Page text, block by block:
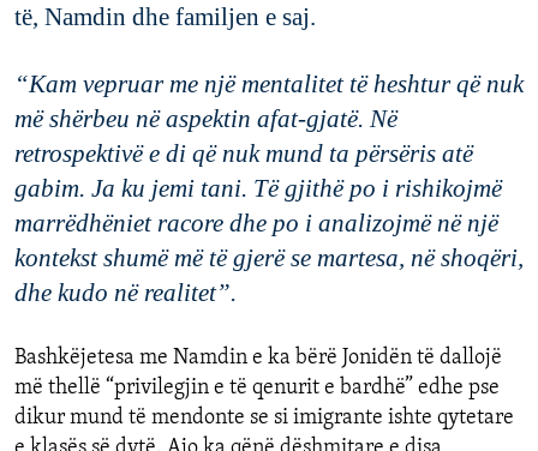
të, Namdin dhe familjen e saj.
“Kam vepruar me një mentalitet të heshtur që nuk
më shërbeu në aspektin afat-gjatë. Në
retrospektivëe di që nuk mund ta përsëris atë
gabim. Ja ku jemi tani. Të gjithëpo i rishikojmë
marrëdhënietracore dhe po i analizojmë në një
kontekst shumë më të gjerëse martesa, në shoqëri,
dhe kudo në realitet”.
Bashkëjetesa me Namdin e ka bërë Jonidën të dallojë
më thellë “privilegjin e të qenurit e bardhë” edhe pse
dikur mund të mendonte se si imigrante ishte qytetare